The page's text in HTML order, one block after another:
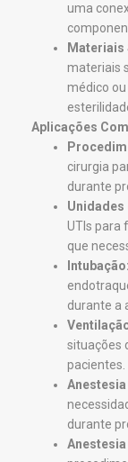
uma
Materiais
materiais
médico ou
Aplicações
cirurgia
durante
Unidades
UTIs para
que
Intubação:
durante a
situações
pacientes.
durante